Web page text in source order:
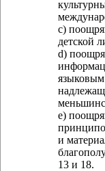
с)
детской
d)
языковым
e)
и
13 и 18.